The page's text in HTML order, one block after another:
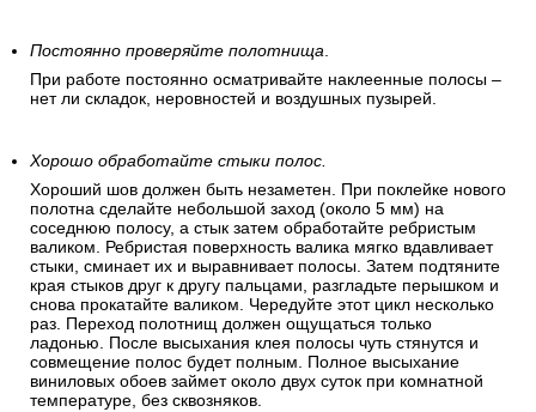
Постоянно проверяйте полотнища.
При работе постоянно осматривайте наклеенные полосы –
нет ли складок, неровностей и воздушных пузырей.
Хорошо обработайте стыки полос.
Хороший шов должен быть незаметен. При поклейке нового
полотна сделайте небольшой заход (около 5 мм) на
соседнюю полосу, а стык затем обработайте ребристым
валиком. Ребристая поверхность валика мягко вдавливает
стыки, сминает их и выравнивает полосы. Затем подтяните
края стыков друг к другу пальцами, разгладьте перышком и
снова прокатайте валиком. Чередуйте этот цикл несколько
раз. Переход полотнищ должен ощущаться только
ладонью. После высыхания клея полосы чуть стянутся и
совмещение полос будет полным. Полное высыхание
виниловых обоев займет около двух суток при комнатной
температуре, без сквозняков.